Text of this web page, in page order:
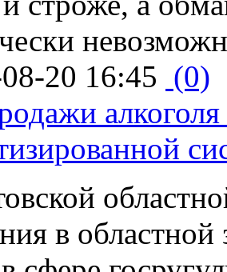
20 16:45 (0)
в